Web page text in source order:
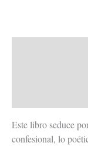
Este libro seduce
confesional, lo